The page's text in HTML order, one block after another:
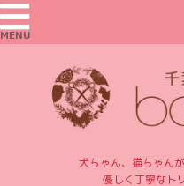
MENU
犬ちゃん、猫ちゃん
優しく丁寧なト